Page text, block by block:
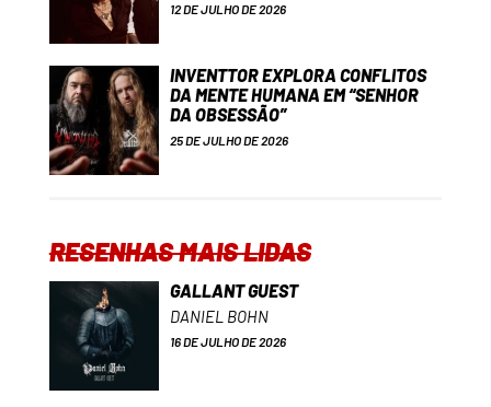
12 DE JULHO DE 2026
INVENTTOR EXPLORA CONFLITOS
DA MENTE HUMANA EM “SENHOR
DA OBSESSÃO”
25 DE JULHO DE 2026
RESENHAS MAIS LIDAS
GALLANT GUEST
DANIEL BOHN
16 DE JULHO DE 2026